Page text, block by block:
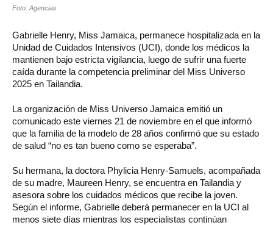
Foto: Agencias
Gabrielle Henry, Miss Jamaica, permanece hospitalizada en la
Unidad de Cuidados Intensivos (UCI), donde los médicos la
mantienen bajo estricta vigilancia, luego de sufrir una fuerte
caída durante la competencia preliminar del Miss Universo
2025 en Tailandia.
La organización de Miss Universo Jamaica emitió un
comunicado este viernes 21 de noviembre en el que informó
que la familia de la modelo de 28 años confirmó que su estado
de salud “no es tan bueno como se esperaba”.
Su hermana, la doctora Phylicia Henry-Samuels, acompañada
de su madre, Maureen Henry, se encuentra en Tailandia y
asesora sobre los cuidados médicos que recibe la joven.
Según el informe, Gabrielle deberá permanecer en la UCI al
menos siete días mientras los especialistas continúan